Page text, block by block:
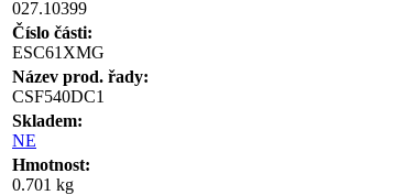
027.10399
Číslo části:
ESC61XMG
Název prod. řady:
CSF540DC1
Skladem:
NE
Hmotnost:
0.701 kg